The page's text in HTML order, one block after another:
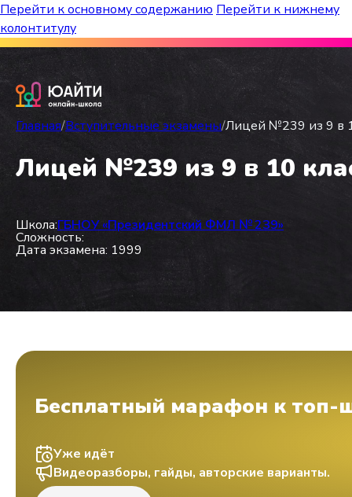
Перейти к основному содержанию Перейти к нижнему
колонтитулу
Бесплатный марафон к топ-школам!
Главная/Вступительные экзамены/Лицей №239 из 9 в
Лицей №239 из 9 в 10
Школа:ГБНОУ «Президентский ФМЛ № 239»
Сложность:
Дата экзамена: 1999
Бесплатный марафон к топ-
Уже идёт
Видеоразборы, гайды, авторские варианты.